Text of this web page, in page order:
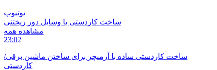
یوتیوب
ساخت کار‌دستی با وسایل دور ریختنی
مشاهده همه
23:02
ساخت کاردستی ساده با آرمیچر برای ساختن ماشین برقی/
کاردستی